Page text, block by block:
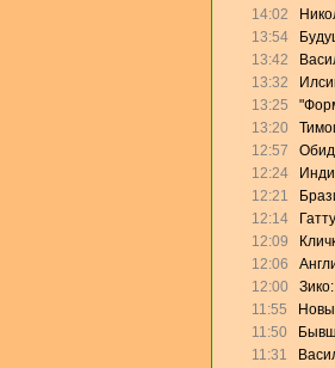
14:02
13:54
13:42
13:32
13:25
13:20
12:57
12:24
12:21
12:14
12:09
12:06
12:00
11:55
11:50
11:31